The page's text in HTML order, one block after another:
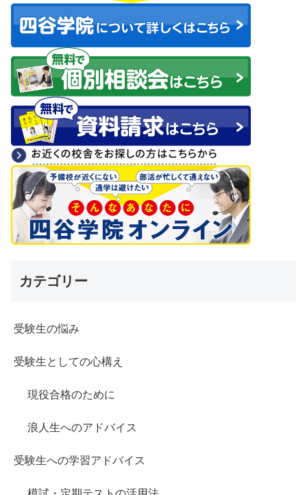
カテゴリー
受験生の悩み
受験生としての心構え
現役合格のために
浪人生へのアドバイス
受験生への学習アドバイス